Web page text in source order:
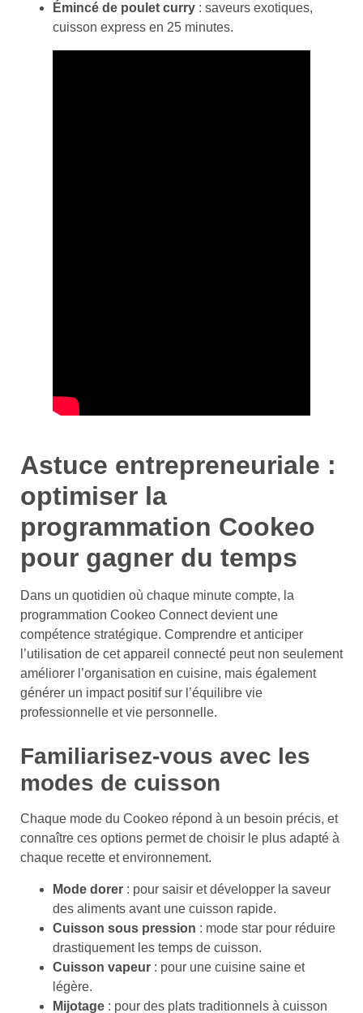
Émincé de poulet curry : saveurs exotiques,
cuisson express en 25 minutes.
Astuce entrepreneuriale :
optimiser la
programmation Cookeo
pour gagner du temps
Dans un quotidien où chaque minute compte, la
programmation Cookeo Connect devient une
compétence stratégique. Comprendre et anticiper
l’utilisation de cet appareil connecté peut non seulement
améliorer l’organisation en cuisine, mais également
générer un impact positif sur l’équilibre vie
professionnelle et vie personnelle.
Familiarisez-vous avec les
modes de cuisson
Chaque mode du Cookeo répond à un besoin précis, et
connaître ces options permet de choisir le plus adapté à
chaque recette et environnement.
Mode dorer : pour saisir et développer la saveur
des aliments avant une cuisson rapide.
Cuisson sous pression : mode star pour réduire
drastiquement les temps de cuisson.
Cuisson vapeur : pour une cuisine saine et
légère.
Mijotage : pour des plats traditionnels à cuisson